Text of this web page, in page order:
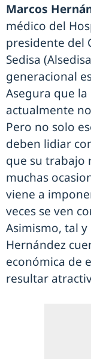
Marcos
médico del
presidente del
Sedisa
generacional
Asegura que
actualmente
Pero no solo
deben lidiar
que su trabajo
muchas
viene a
veces se ven
Asimismo, tal
Hernández
económica de
resultar